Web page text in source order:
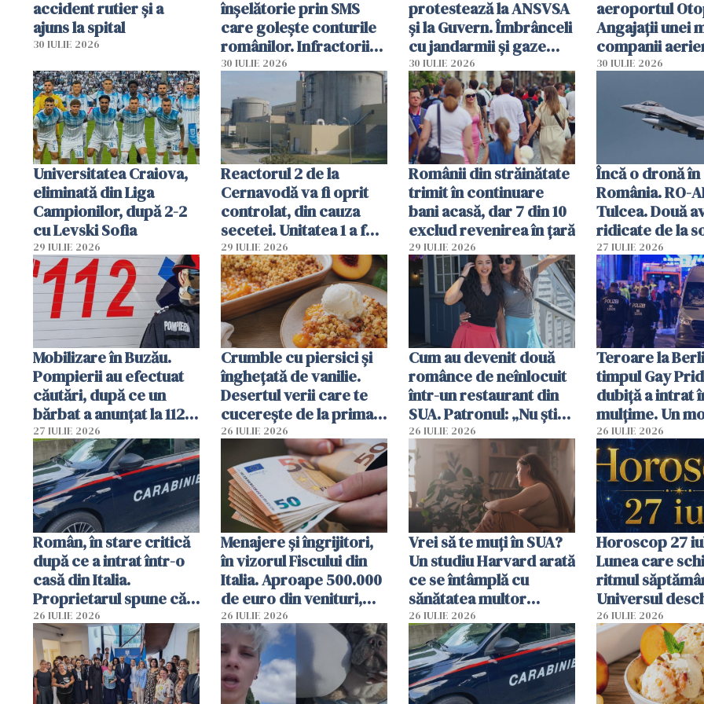
accident rutier și a
ajuns la spital
30 IULIE 2026
înșelătorie prin SMS
care golește conturile
românilor. Infractorii
folosesc numele
Ghișeul.ro și al Poliției
Române
30 IULIE 2026
protestează la ANSVSA
și la Guvern. Îmbrânceli
cu jandarmii și gaze
lacrimogene
30 IULIE 2026
aeroportul
Angajații unei
companii
parfumuri,
vânzării
30 IULIE 2026
Universitatea Craiova,
eliminată din Liga
Campionilor, după 2-2
cu Levski Sofia
29 IULIE 2026
Reactorul 2 de la
Cernavodă va fi oprit
controlat, din cauza
secetei. Unitatea 1 a fost
deja oprită
29 IULIE 2026
Românii din străinătate
trimit în continuare
bani acasă, dar 7 din 10
exclud revenirea în țară
29 IULIE 2026
Încă o dronă în
România. RO-
Tulcea. Două
ridicate de la
27 IULIE 2026
Mobilizare în Buzău.
Pompierii au efectuat
căutări, după ce un
bărbat a anunțat la 112
că a văzut un obiect
luminos
27 IULIE 2026
Crumble cu piersici și
înghețată de vanilie.
Desertul verii care te
cucerește de la prima
lingură
26 IULIE 2026
Cum au devenit două
românce de neînlocuit
într-un restaurant din
SUA. Patronul: „Nu știu
ce o să mă fac fără voi”
26 IULIE 2026
Teroare la
timpul Gay
dubiță a intrat
mulțime. Un
răniți
26 IULIE 2026
Român, în stare critică
după ce a intrat într-o
casă din Italia.
Proprietarul spune că
s-a apărat cu un cuțit
26 IULIE 2026
Menajere și îngrijitori,
în vizorul Fiscului din
Italia. Aproape 500.000
de euro din venituri,
ascunși de autorități
26 IULIE 2026
Vrei să te muți în SUA?
Un studiu Harvard arată
ce se întâmplă cu
sănătatea multor
imigranți
26 IULIE 2026
Horoscop 27
Lunea care
ritmul
Universul
neașteptate
unele zodii
26 IULIE 2026